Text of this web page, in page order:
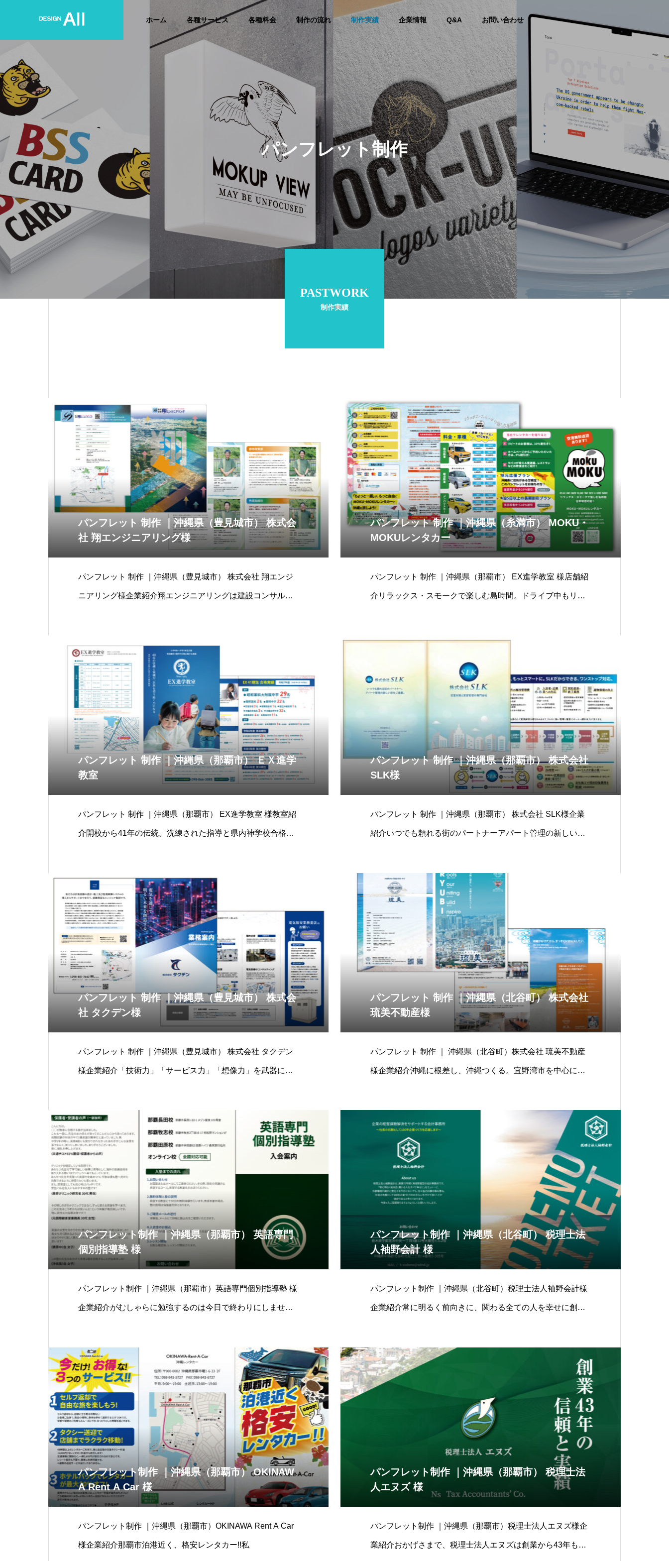
ホーム 各種サービス 各種料金 制作の流れ 制作実績 企業情報 Q&A お問い合わせ
パンフレット制作
PASTWORK
制作実績
パンフレット 制作 ｜沖縄県（豊見城市） 株式会
社 翔エンジニアリング様
パンフレット 制作 ｜沖縄県（豊見城市） 株式会社 翔エンジ
ニアリング様企業紹介翔エンジニアリングは建設コンサルタ
パンフレット 制作 ｜沖縄県（糸満市） MOKU・
MOKUレンタカー
パンフレット 制作 ｜沖縄県（那覇市） EX進学教室 様店舗紹
介リラックス・スモークで楽しむ島時間。ドライブ中もリラ
パンフレット 制作 ｜沖縄県（那覇市） ＥＸ進学
教室
パンフレット 制作 ｜沖縄県（那覇市） EX進学教室 様教室紹
介開校から41年の伝統。洗練された指導と県内神学校合格の
パンフレット 制作 ｜沖縄県（那覇市） 株式会社
SLK様
パンフレット 制作 ｜沖縄県（那覇市） 株式会社 SLK様企業
紹介いつでも頼れる街のパートナーアパート管理の新しい形
パンフレット 制作 ｜沖縄県（豊見城市） 株式会
社 タクデン様
パンフレット 制作 ｜沖縄県（豊見城市） 株式会社 タクデン
様企業紹介「技術力」「サービス力」「想像力」を武器に電
パンフレット 制作 ｜沖縄県（北谷町） 株式会社
琉美不動産様
パンフレット 制作 ｜ 沖縄県（北谷町）株式会社 琉美不動産
様企業紹介沖縄に根差し、沖縄つくる。宜野湾市を中心に沖
パンフレット制作 ｜沖縄県（那覇市） 英語専門
個別指導塾 様
パンフレット制作 ｜沖縄県（那覇市）英語専門個別指導塾 様
企業紹介がむしゃらに勉強するのは今日で終わりにしません
パンフレット制作 ｜沖縄県（北谷町） 税理士法
人袖野会計 様
パンフレット制作 ｜沖縄県（北谷町）税理士法人袖野会計様
企業紹介常に明るく前向きに、関わる全ての人を幸せに創業7
パンフレット制作 ｜沖縄県（那覇市） OKINAW
A Rent A Car 様
パンフレット制作 ｜沖縄県（那覇市）OKINAWA Rent A Car
様企業紹介那覇市泊港近く、格安レンタカー!!私
パンフレット制作 ｜沖縄県（那覇市） 税理士法
人エヌズ 様
パンフレット制作 ｜沖縄県（那覇市）税理士法人エヌズ様企
業紹介おかげさまで、税理士法人エヌズは創業から43年もの